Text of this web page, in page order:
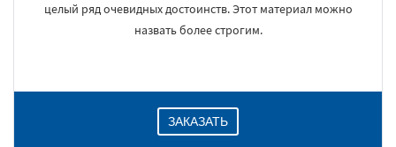
целый ряд очевидных достоинств. Этот материал можно
назвать более строгим.
ЗАКАЗАТЬ